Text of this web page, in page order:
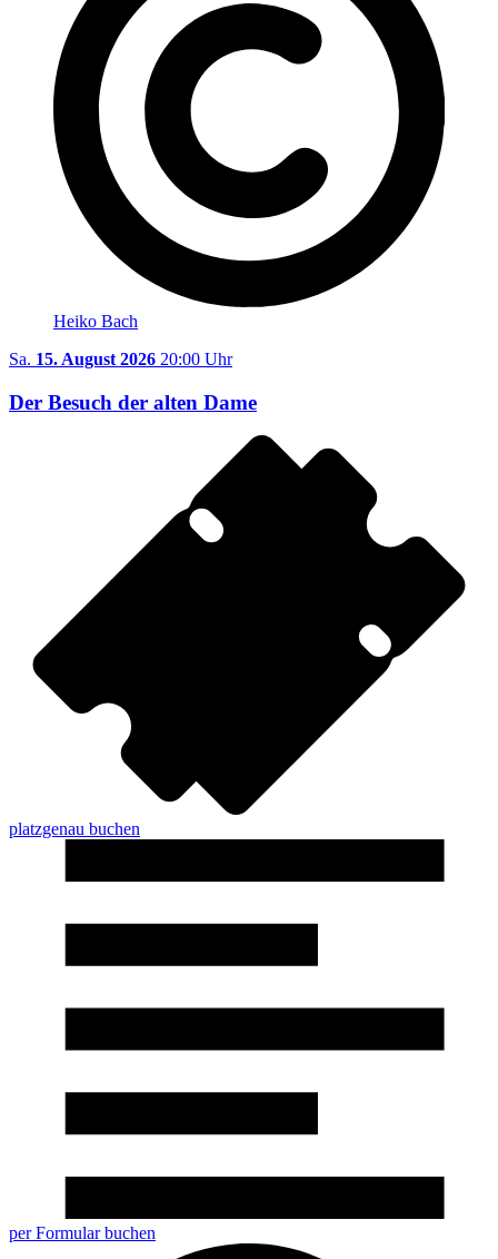
Heiko Bach
Sa. 15. August 2026 20:00 Uhr
Der Besuch der alten Dame
platzgenau buchen
per Formular buchen